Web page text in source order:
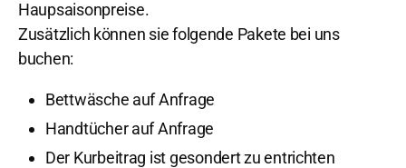
Haupsaisonpreise.
Zusätzlich können sie folgende Pakete bei uns
buchen:
Bettwäsche auf Anfrage
Handtücher auf Anfrage
Der Kurbeitrag ist gesondert zu entrichten